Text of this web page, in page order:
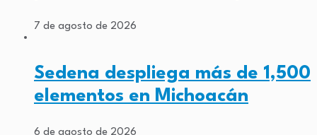
7 de agosto de 2026
Sedena despliega más de 1,500
elementos en Michoacán
6 de agosto de 2026